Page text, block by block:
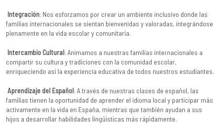
Integración: Nos esforzamos por crear un ambiente inclusivo donde las
familias internacionales se sientan bienvenidas y valoradas, integrándose
plenamente en la vida escolar y comunitaria.
Intercambio Cultural: Animamos a nuestras familias internacionales a
compartir su cultura y tradiciones con la comunidad escolar,
enriqueciendo así la experiencia educativa de todos nuestros estudiantes.
Aprendizaje del Español: A través de nuestras clases de español, las
familias tienen la oportunidad de aprender el idioma local y participar más
activamente en la vida en España, mientras que también ayudan a sus
hijos a desarrollar habilidades lingüísticas más rápidamente.